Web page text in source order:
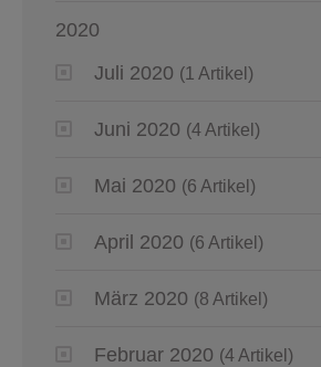
2020
Juli 2020 (1 Artikel)
Juni 2020 (4 Artikel)
Mai 2020 (6 Artikel)
April 2020 (6 Artikel)
März 2020 (8 Artikel)
Februar 2020 (4 Artikel)